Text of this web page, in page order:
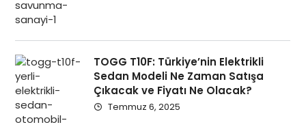
TOGG T10F: Türkiye’nin Elektrikli
Sedan Modeli Ne Zaman Satışa
Çıkacak ve Fiyatı Ne Olacak?
Temmuz 6, 2025